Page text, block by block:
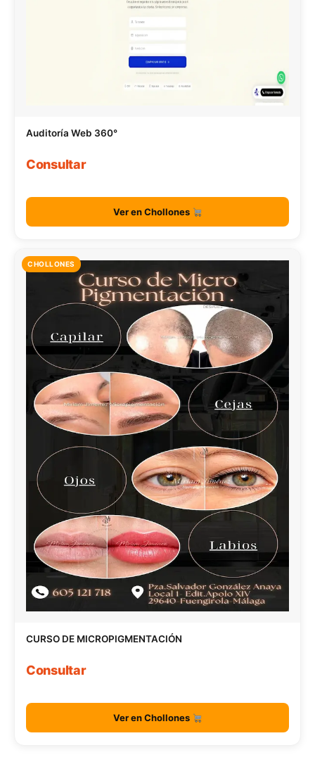
Auditoría Web 360°
Consultar
Ver en Chollones
CHOLLONES
CURSO DE MICROPIGMENTACIÓN
Consultar
Ver en Chollones